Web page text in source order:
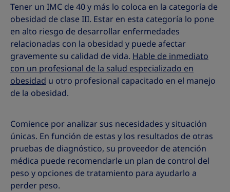
Tener un IMC de 40 y más lo coloca en la categoría de
obesidad de clase III. Estar en esta categoría lo pone
en alto riesgo de desarrollar enfermedades
relacionadas con la obesidad y puede afectar
gravemente su calidad de vida. Hable de inmediato
con un profesional de la salud especializado en
obesidad u otro profesional capacitado en el manejo
de la obesidad.
Comience por analizar sus necesidades y situación
únicas. En función de estas y los resultados de otras
pruebas de diagnóstico, su proveedor de atención
médica puede recomendarle un plan de control del
peso y opciones de tratamiento para ayudarlo a
perder peso.